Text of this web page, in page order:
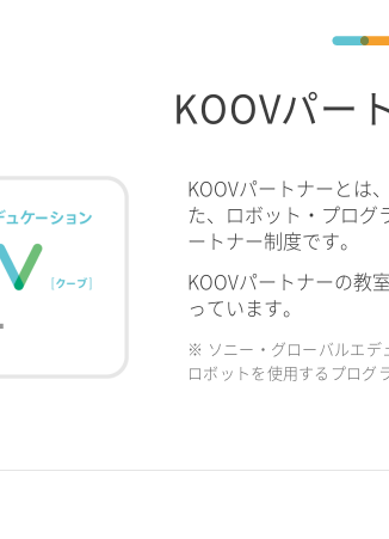
KOOVパー
KOOVパートナーとは
た、ロボット・プログ
ートナー制度です。
KOOVパートナーの教
っています。
※ ソニー・グローバルエデ
ロボットを使用するプログ